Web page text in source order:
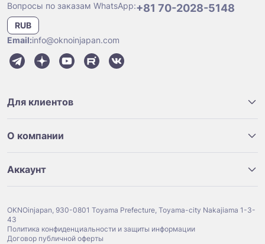
Вопросы по заказам WhatsApp:+81 70-2028-5148
RUB
Email:info@oknoinjapan.com
Для клиентов
О компании
Аккаунт
OKNOinjapan, 930-0801 Toyama Prefecture, Toyama-city Nakajiama 1-3-
43
Политика конфиденциальности и защиты информации
Договор публичной оферты